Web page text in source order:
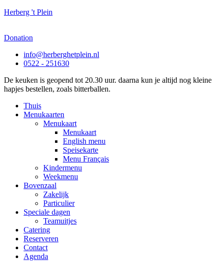
Herberg 't Plein
Donation
info@herberghetplein.nl
0522 - 251630
De keuken is geopend tot 20.30 uur. daarna kun je altijd nog kleine
hapjes bestellen, zoals bitterballen.
Thuis
Menukaarten
Menukaart
Menukaart
English menu
Speisekarte
Menu Français
Kindermenu
Weekmenu
Bovenzaal
Zakelijk
Particulier
Speciale dagen
Teamuitjes
Catering
Reserveren
Contact
Agenda